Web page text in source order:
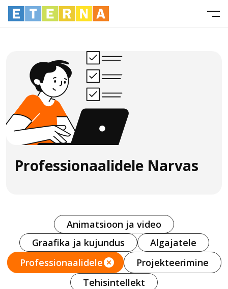
Professionaalidele Narvas
Animatsioon ja video
Graafika ja kujundus
Algajatele
Professionaalidele
Projekteerimine
Tehisintellekt